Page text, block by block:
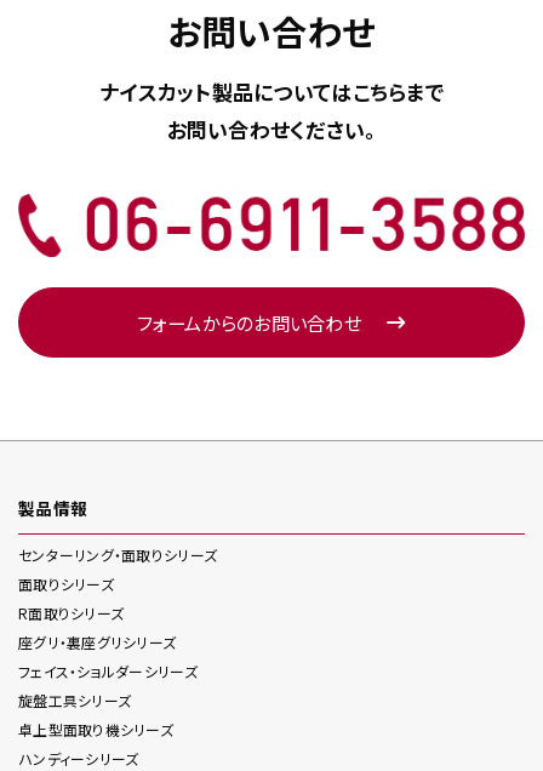
お問い合わせ
ナイスカット製品についてはこちらまで
お問い合わせください。
フォームからのお問い合わせ
製品情報
センターリング・面取りシリーズ
面取りシリーズ
R面取りシリーズ
座グリ・裏座グリシリーズ
フェイス・ショルダーシリーズ
旋盤工具シリーズ
卓上型面取り機シリーズ
ハンディーシリーズ